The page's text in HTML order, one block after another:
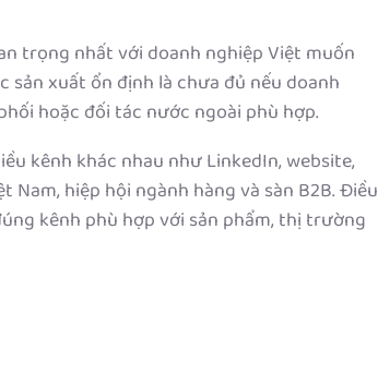
trọng nhất với doanh nghiệp Việt muốn
xuất ổn định là chưa đủ nếu doanh
hoặc đối tác nước ngoài phù hợp.
kênh khác nhau như LinkedIn, website,
hiệp hội ngành hàng và sàn B2B. Điều
kênh phù hợp với sản phẩm, thị trường